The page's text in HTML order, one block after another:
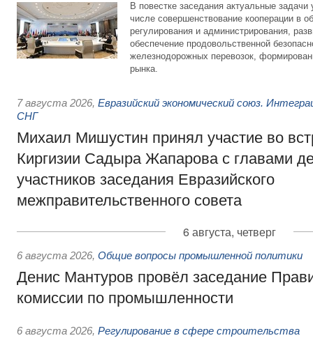
В повестке заседания актуальные задачи
числе совершенствование кооперации в
регулирования и администрирования,
обеспечение продовольственной
железнодорожных перевозок,
рынка.
7 августа 2026, Евразийский экономический союз.
СНГ
Михаил Мишустин принял участие во
Киргизии Садыра Жапарова с главами
участников заседания Евразийского
межправительственного совета
6 августа, четверг
6 августа 2026, Общие вопросы промышленной политики
Денис Мантуров провёл заседание
комиссии по промышленности
6 августа 2026, Регулирование в сфере строительства